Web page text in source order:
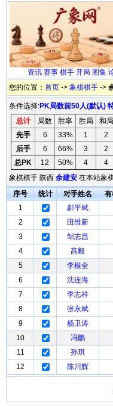
资讯 赛事 棋手 开局 图集
您的位置： 首页 -> 象棋棋手 ->
条件选择:PK局数前50人(默认)
总计
局数 胜率 胜局 和局
先手
6 33% 1 2
后手
6 66% 3 2
总PK
12 50% 4 4
象棋棋手 陕西 余建安 在本站象
序号
统计 对手姓名 有
1
郝平斌
2
田维新
3
邹志昌
4
高毅
5
李根全
6
沈连海
7
李志祥
8
张永斌
9
杨卫涛
10
冯鹏
11
孙琪
12
陈川辉